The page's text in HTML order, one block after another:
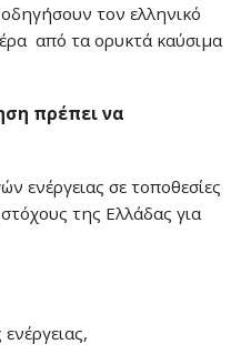
τον ελληνικό
από τα ορυκτά καύσιμα
πρέπει να
ενέργειας σε τοποθεσίες
της Ελλάδας για